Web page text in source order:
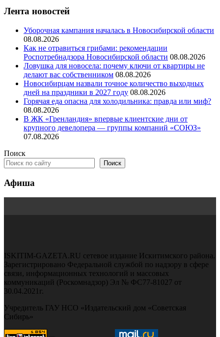
Лента новостей
Уборочная кампания началась в Новосибирской области
08.08.2026
Как не отравиться грибами: рекомендации
Роспотребнадзора Новосибирской области 08.08.2026
Ловушка для новосела: почему ключи от квартиры не
делают вас собственником 08.08.2026
Новосибирцам назвали точное количество выходных
дней на праздники в 2027 году 08.08.2026
Горячая еда опасна для холодильника: правда или миф?
08.08.2026
В ЖК «Гренландия» впервые клиентские дни от
крупного девелопера — группы компаний «СОЮЗ»
07.08.2026
Поиск
Поиск
Афиша
ISKITIM-GAZETA.RU сетевое издание Искитимского района.
Зарегистрировано Федеральной службой по надзору в сфере
связи, информационных технологий и массовых
коммуникаций (Роскомнадзор) Эл № ФС77-81027 от
30.04.2021г.
Учредитель ГАУ НСО «Издательский дом «Советская
Сибирь»